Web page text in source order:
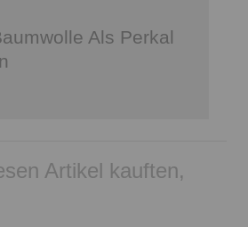
Als Perkal
Artikel kauften,